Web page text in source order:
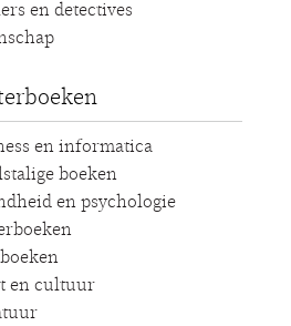
en detectives
en informatica
boeken
en psychologie
en cultuur